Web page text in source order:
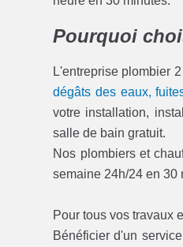
Pourquoi
L'entreprise plombier
dégâts des eaux,
votre installation,
salle de bain gratuit.
Nos plombiers et
semaine 24h/24 en 30
Pour tous vos travaux
Bénéficier d'un